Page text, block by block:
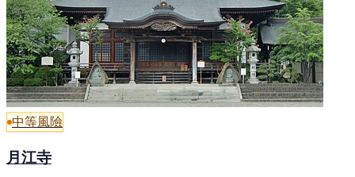
中等風險
月江寺